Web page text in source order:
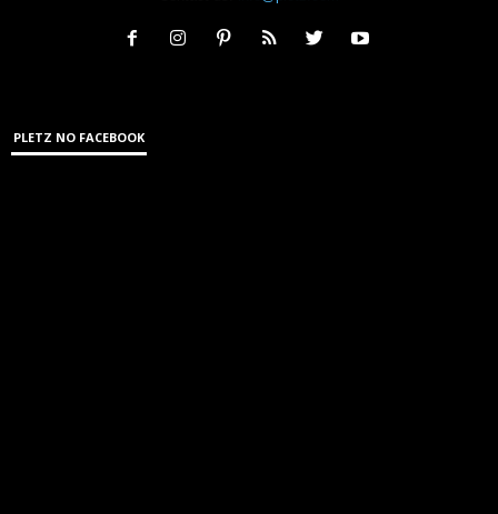
PLETZ NO FACEBOOK